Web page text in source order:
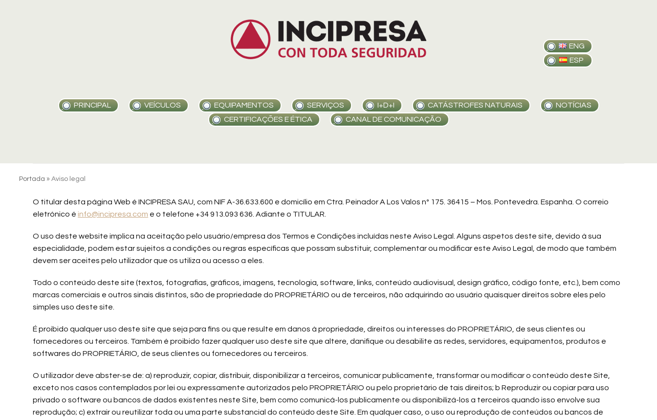
ENG
ESP
PRINCIPAL VEÍCULOS EQUIPAMENTOS SERVIÇOS I+D+I CATÁSTROFES NATURAIS
NOTÍCIAS
CERTIFICAÇÕES E ÉTICA
CANAL DE COMUNICAÇÃO
Portada »Aviso legal
O titular desta página Web é INCIPRESA SAU, com NIF A-36.633.600 e domicílio em Ctra. Peinador A Los Valos nº 175. 36415 – Mos. Pontevedra. Espanha. O correio
eletrónico éinfo@incipresa.com e o telefone +34 913.093 636. Adiante o TITULAR.
O uso deste website implica na aceitação pelo usuário/empresa dos Termos e Condições incluídas neste Aviso Legal. Alguns aspetos deste site, devido à sua
especialidade, podem estar sujeitos a condições ou regras específicas que possam substituir, complementar ou modificar este Aviso Legal, de modo que também
devem ser aceites pelo utilizador que os utiliza ou acesso a eles.
Todo o conteúdo deste site (textos, fotografias, gráficos, imagens, tecnologia, software, links, conteúdo audiovisual, design gráfico, código fonte, etc.), bem como
marcas comerciais e outros sinais distintos, são de propriedade do PROPRIETÁRIO ou de terceiros, não adquirindo ao usuário quaisquer direitos sobre eles pelo
simples uso deste site.
É proibido qualquer uso deste site que seja para fins ou que resulte em danos à propriedade, direitos ou interesses do PROPRIETÁRIO, de seus clientes ou
fornecedores ou terceiros. Também é proibido fazer qualquer uso deste site que altere, danifique ou desabilite as redes, servidores, equipamentos, produtos e
softwares do PROPRIETÁRIO, de seus clientes ou fornecedores ou terceiros.
O utilizador deve abster-se de: a) reproduzir, copiar, distribuir, disponibilizar a terceiros, comunicar publicamente, transformar ou modificar o conteúdo deste Site,
exceto nos casos contemplados por lei ou expressamente autorizados pelo PROPRIETÁRIO ou pelo proprietário de tais direitos; b Reproduzir ou copiar para uso
privado o software ou bancos de dados existentes neste Site, bem como comunicá-los publicamente ou disponibilizá-los a terceiros quando isso envolve sua
reprodução; c) extrair ou reutilizar toda ou uma parte substancial do conteúdo deste Site. Em qualquer caso, o uso ou reprodução de conteúdos ou bancos de